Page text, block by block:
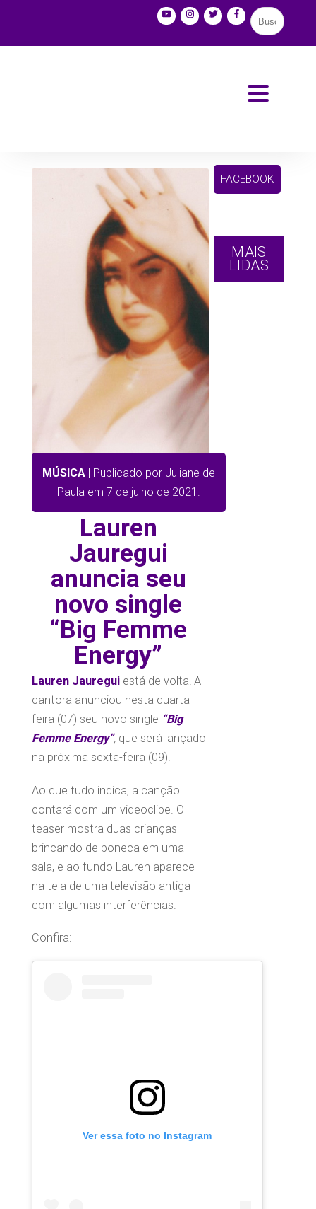
MÚSICA| Publicado por Juliane de
Paula em 7 de julho de 2021.
Lauren
Jauregui
anuncia seu
novo single
“Big Femme
Energy”
Lauren Jauregui está de volta! A
cantora anunciou nesta quarta-
feira (07) seu novo single “Big
Femme Energy”, que será lançado
na próxima sexta-feira (09).
Ao que tudo indica, a canção
contará com um videoclipe. O
teaser mostra duas crianças
brincando de boneca em uma
sala, e ao fundo Lauren aparece
na tela de uma televisão antiga
com algumas interferências.
Confira:
Ver essa foto no Instagram
FACEBOOK
MAIS
LIDAS